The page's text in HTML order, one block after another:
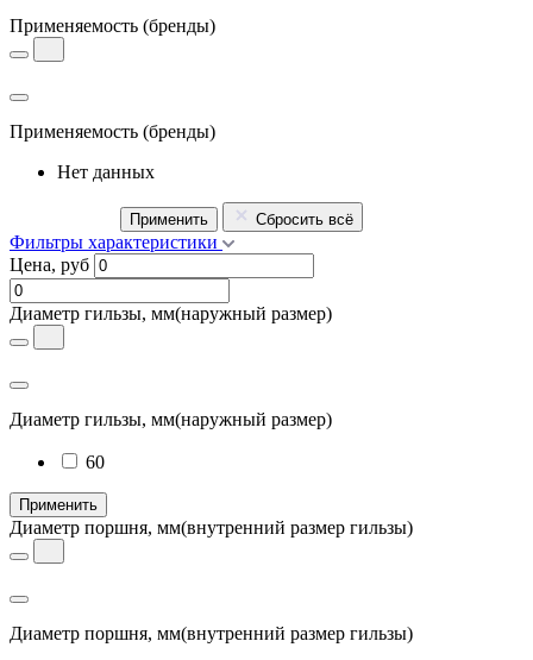
Применяемость (бренды)
Применяемость (бренды)
Нет данных
Применить Сбросить всё
Фильтры характеристики
Цена, руб
Диаметр гильзы, мм(наружный размер)
Диаметр гильзы, мм(наружный размер)
60
Применить
Диаметр поршня, мм(внутренний размер гильзы)
Диаметр поршня, мм(внутренний размер гильзы)